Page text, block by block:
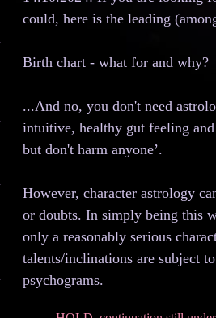
could, here is the leading
Birth chart - what for and why?
...And no, you don't need
intuitive, healthy gut feeling
but don't harm anyone’.
However, character astrology
or doubts. In simply being this
only a reasonably serious
talents/inclinations are subject
psychograms.